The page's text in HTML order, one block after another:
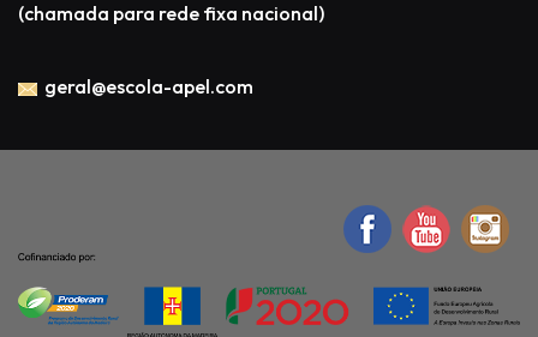
(chamada para rede fixa nacional)
geral@escola-apel.com